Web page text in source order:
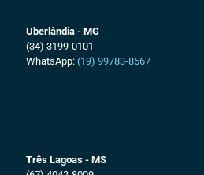
Uberlândia - MG
(34) 3199-0101
WhatsApp: (19) 99783-8567
Três Lagoas - MS